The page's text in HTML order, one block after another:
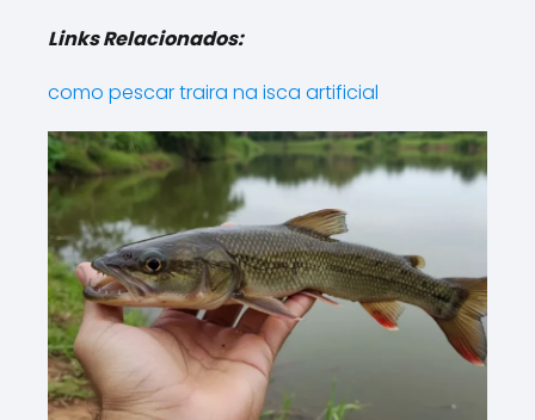
Links Relacionados:
como pescar traira na isca artificial